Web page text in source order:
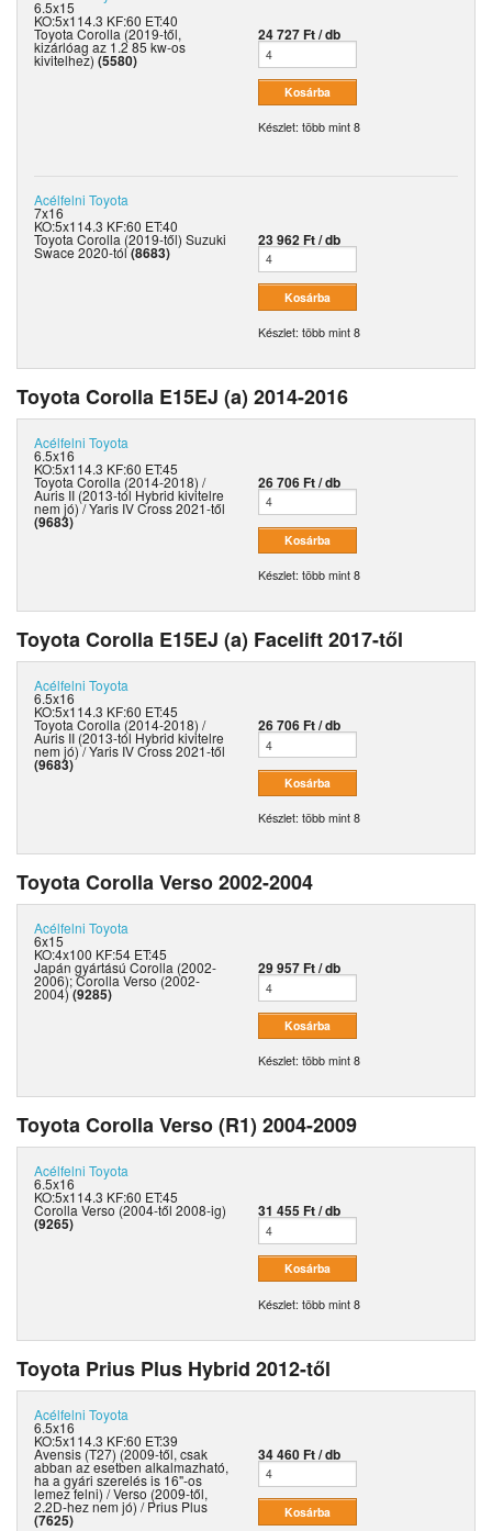
6.5x15
KO:5x114.3 KF:60 ET:40
Toyota Corolla (2019-től,
kizárlóag az 1.2 85 kw-os
kivitelhez) (5580)
24 727 Ft / db
Készlet: több mint 8
Acélfelni Toyota
7x16
KO:5x114.3 KF:60 ET:40
Toyota Corolla (2019-től) Suzuki
Swace 2020-tól(8683)
23 962 Ft / db
Készlet: több mint 8
Toyota Corolla E15EJ (a) 2014-2016
Acélfelni Toyota
6.5x16
KO:5x114.3 KF:60 ET:45
Toyota Corolla (2014-2018) /
Auris II (2013-tól Hybrid kivitelre
nem jó) / Yaris IV Cross 2021-től
(9683)
26 706 Ft / db
Készlet: több mint 8
Toyota Corolla E15EJ (a) Facelift 2017-től
Acélfelni Toyota
6.5x16
KO:5x114.3 KF:60 ET:45
Toyota Corolla (2014-2018) /
Auris II (2013-tól Hybrid kivitelre
nem jó) / Yaris IV Cross 2021-től
(9683)
26 706 Ft / db
Készlet: több mint 8
Toyota Corolla Verso 2002-2004
Acélfelni Toyota
6x15
KO:4x100 KF:54 ET:45
Japán gyártású Corolla (2002-
2006); Corolla Verso (2002-
2004)(9285)
29 957 Ft / db
Készlet: több mint 8
Toyota Corolla Verso (R1) 2004-2009
Acélfelni Toyota
6.5x16
KO:5x114.3 KF:60 ET:45
Corolla Verso (2004-től 2008-ig)
(9265)
31 455 Ft / db
Készlet: több mint 8
Toyota Prius Plus Hybrid 2012-től
Acélfelni Toyota
6.5x16
KO:5x114.3 KF:60 ET:39
Avensis (T27) (2009-től, csak
abban az esetben alkalmazható,
ha a gyári szerelés is 16"-os
lemez felni) / Verso (2009-től,
2.2D-hez nem jó) / Prius Plus
(7625)
34 460 Ft / db